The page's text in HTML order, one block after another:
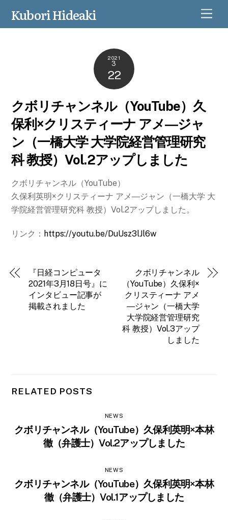
M
e
n
Kubori Hideaki
2021
3
22
クボリチャンネル（YouTube）久
保利×クリスティーナ アメ―ジャ
ン（一橋大学 大学院経営管理研究
科 教授）Vol.2アップしました
クボリチャンネル（YouTube）
久保利英明×クリスティーナ アメ―ジャン（一橋大学 大
学院経営管理研究科 教授）Vol.2アップしました。
リンク： https://youtu.be/DuUsz3lJl6w
『日経コンピュータ
2021年3月18日号』に
インタビュー記事が
掲載されました
クボリチャンネル
（YouTube）久保利×
クリスティーナ アメ
―ジャン（一橋大学
大学院経営管理研究
科 教授）Vol.3アップ
しました
RELATED POSTS
NEWS
クボリチャンネル（YouTube）久保利英明×本林
徹（弁護士）Vol.2アップしました
NEWS
クボリチャンネル（YouTube）久保利英明×本林
徹（弁護士）Vol.1アップしました